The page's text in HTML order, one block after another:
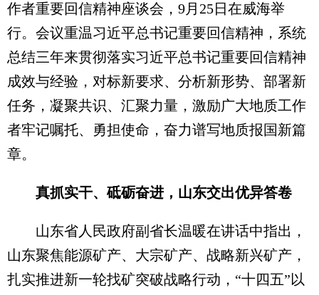
作者重要回信精神座谈会，9月25日在威海举
行。会议重温习近平总书记重要回信精神，系统
总结三年来贯彻落实习近平总书记重要回信精神
成效与经验，对标新要求、分析新形势、部署新
任务，凝聚共识、汇聚力量，激励广大地质工作
者牢记嘱托、勇担使命，奋力谱写地质报国新篇
章。
真抓实干、砥砺奋进，山东交出优异答卷
山东省人民政府副省长温暖在讲话中指出，
山东聚焦能源矿产、大宗矿产、战略新兴矿产，
扎实推进新一轮找矿突破战略行动，“十四五”以